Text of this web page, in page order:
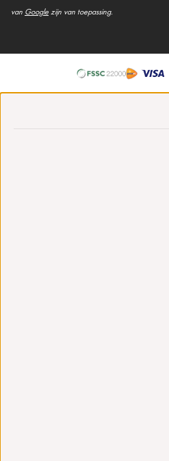
van Googlezijn van toepassing.